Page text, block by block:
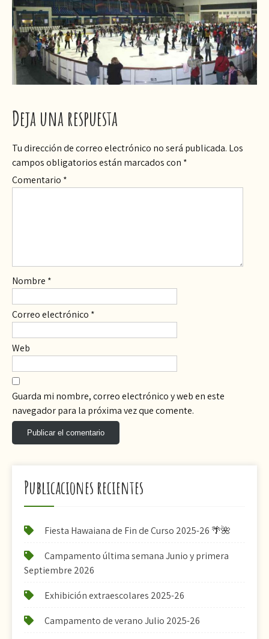
Deja una respuesta
Tu dirección de correo electrónico no será publicada. Los
campos obligatorios están marcados con *
Comentario *
Nombre *
Correo electrónico *
Web
Guarda mi nombre, correo electrónico y web en este
navegador para la próxima vez que comente.
Publicaciones recientes
Fiesta Hawaiana de Fin de Curso 2025-26 🌴🌺
Campamento última semana Junio y primera
Septiembre 2026
Exhibición extraescolares 2025-26
Campamento de verano Julio 2025-26